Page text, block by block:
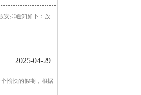
安排通知如下：放
2025-04-29
愉快的假期，根据